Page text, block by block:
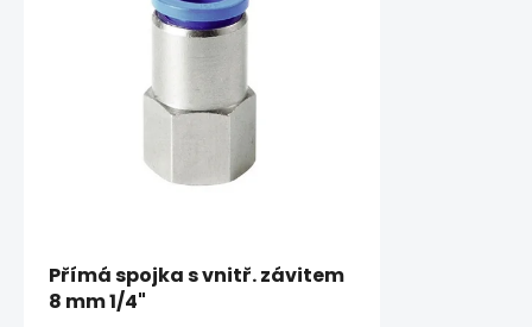
Přímá spojka s vnitř. závitem
8 mm 1/4"